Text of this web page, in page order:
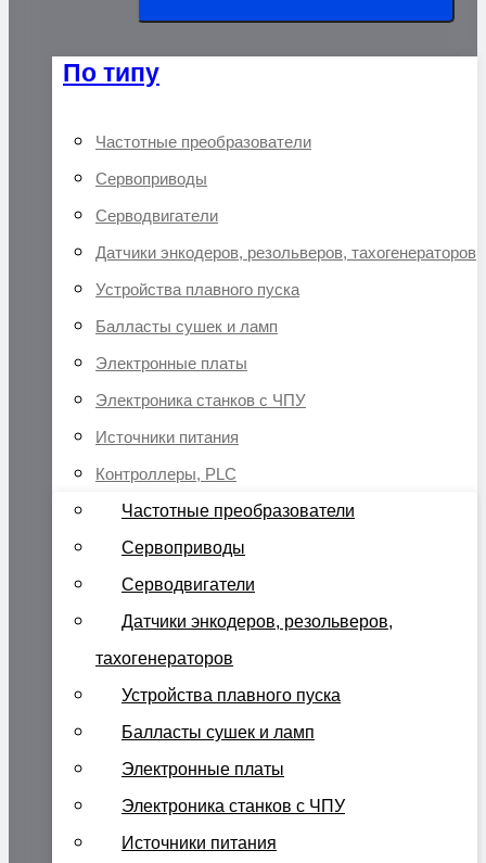
По типу
Частотные преобразователи
Сервоприводы
Серводвигатели
Датчики энкодеров, резольверов, тахогенераторов
Устройства плавного пуска
Балласты сушек и ламп
Электронные платы
Электроника станков с ЧПУ
Источники питания
Контроллеры, PLC
Частотные преобразователи
Сервоприводы
Серводвигатели
Датчики энкодеров, резольверов,
тахогенераторов
Устройства плавного пуска
Балласты сушек и ламп
Электронные платы
Электроника станков с ЧПУ
Источники питания